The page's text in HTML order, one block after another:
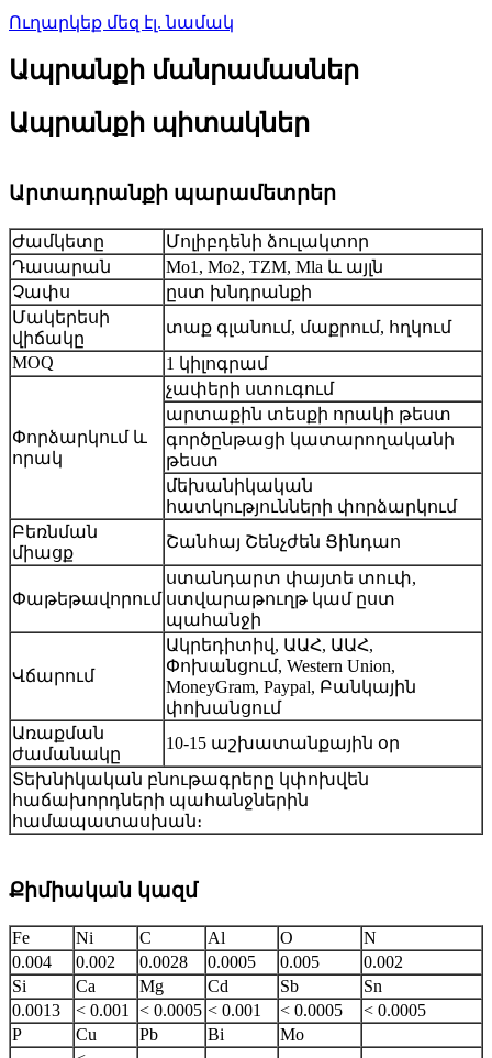
Ուղարկեք մեզ էլ. նամակ
Ապրանքի մանրամասներ
Ապրանքի պիտակներ
Արտադրանքի պարամետրեր
Ժամկետը
Մոլիբդենի ձուլակտոր
Դասարան
Mo1, Mo2, TZM, Mla և այլն
Չափս
ըստ խնդրանքի
Մակերեսի
վիճակը
տաք գլանում, մաքրում, հղկում
MOQ
1 կիլոգրամ
Փորձարկում և
որակ
չափերի ստուգում
արտաքին տեսքի որակի թեստ
գործընթացի կատարողականի
թեստ
մեխանիկական
հատկությունների փորձարկում
Բեռնման
միացք
Շանհայ Շենչժեն Ցինդաո
Փաթեթավորում
ստանդարտ փայտե տուփ,
ստվարաթուղթ կամ ըստ
պահանջի
Վճարում
Ակրեդիտիվ, ԱԱՀ, ԱԱՀ,
Փոխանցում, Western Union,
MoneyGram, Paypal, Բանկային
փոխանցում
Առաքման
ժամանակը
10-15 աշխատանքային օր
Տեխնիկական բնութագրերը կփոխվեն
հաճախորդների պահանջներին
համապատասխան։
Քիմիական կազմ
Fe Ni C Al O
N
0.004
0.002 0.0028 0.0005 0.005
0.002
Si
Ca Mg Cd Sb
Sn
0.0013
< 0.001 < 0.0005 < 0.001 < 0.0005
< 0.0005
P
Cu Pb Bi
Mo